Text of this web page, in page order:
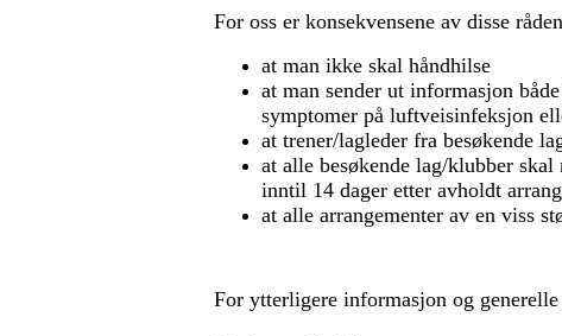
For oss er konsekvensene av disse
at man ikke skal håndhilse
at man sender ut informasjon
symptomer på luftveisinfeksjon
at trener/lagleder fra besøkende
at alle besøkende lag/klubber
inntil 14 dager etter avholdt
at alle arrangementer av en viss
For ytterligere informasjon og